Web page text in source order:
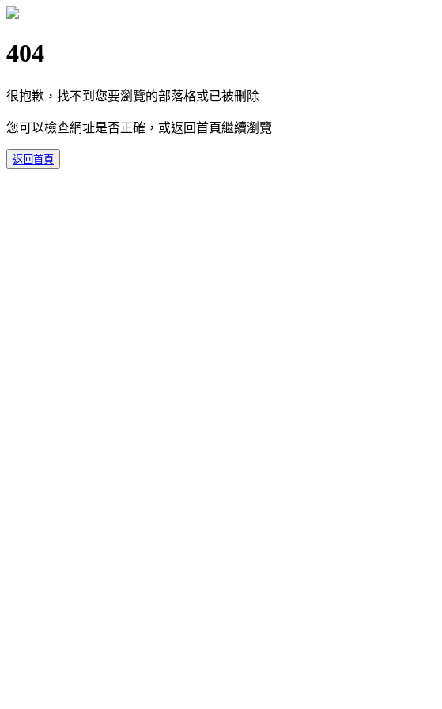
404
很抱歉，找不到您要瀏覽的部落格或已被刪除
您可以檢查網址是否正確，或返回首頁繼續瀏覽
返回首頁